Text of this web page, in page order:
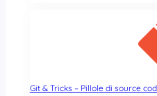
Git & Tricks – Pillole di source